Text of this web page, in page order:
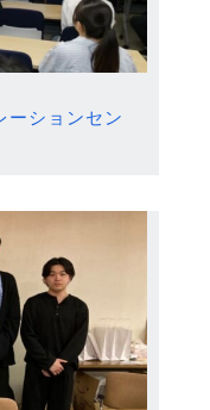
ーションセン